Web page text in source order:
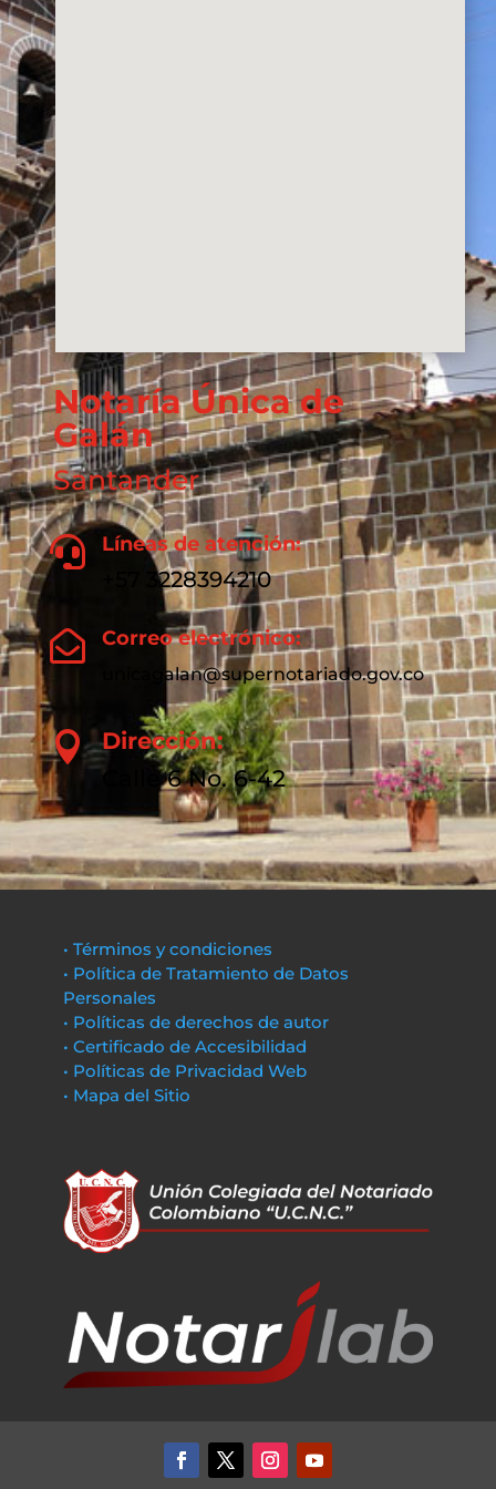
Notaría Única de
Galán
Santander
 Líneas de atención:
+57 3228394210
 Correo electrónico:
unicagalan@supernotariado.gov.co
 Dirección:
Calle 6 No. 6-42
• Términos y condiciones
• Política de Tratamiento de Datos
Personales
• Políticas de derechos de autor
• Certificado de Accesibilidad
• Políticas de Privacidad Web
• Mapa del Sitio